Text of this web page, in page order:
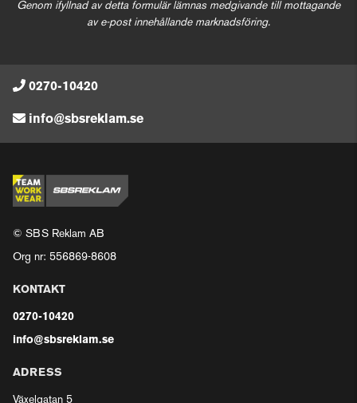
Genom ifyllnad av detta formulär lämnas medgivande till mottagande
av e-post innehållande marknadsföring.
0270-10420
info@sbsreklam.se
© SBS Reklam AB
Org nr: 556869-8608
KONTAKT
0270-10420
info@sbsreklam.se
ADRESS
Växelgatan 5